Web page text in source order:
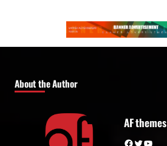
About the Author
AF themes
Facebook Twitter YouTube